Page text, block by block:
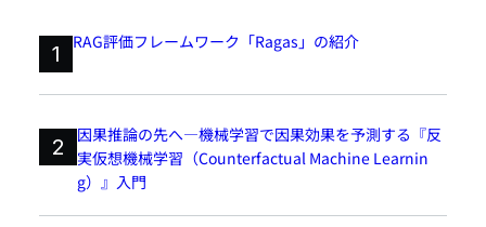
1 RAG評価フレームワーク「Ragas」の紹介
2
因果推論の先へ―機械学習で因果効果を予測する『反
実仮想機械学習（Counterfactual Machine Learnin
g）』入門